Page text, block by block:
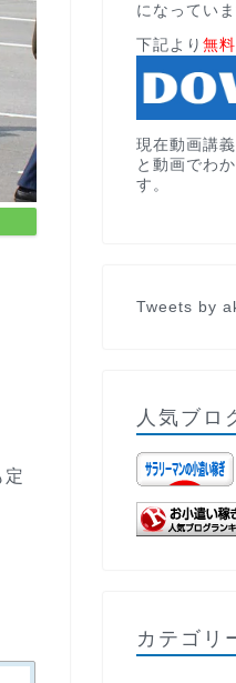
定
になってい
下記より 無料
現在動画講
と動画でわ
す。
Tweets by
人気ブロ
カテゴリ